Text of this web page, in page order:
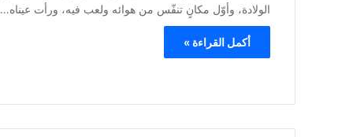
الولادة، وأوّل مكانٍ تنفّس من هوائه ولعب فيه، ورأت عيناه…
أكمل القراءة »